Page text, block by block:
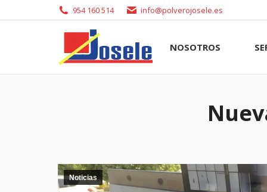
954 160 514 info@polverojosele.es
NOSOTROS
Noticias
NOSOTROS